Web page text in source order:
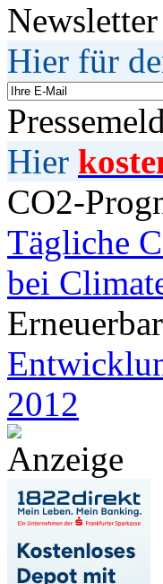
Newsletter
Hier für
Hier
CO2-
Tägliche
bei
2012
Anzeige